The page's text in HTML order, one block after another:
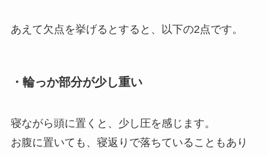
あえて欠点を挙げるとすると、以下の2点です。
・輪っか部分が少し重い
寝ながら頭に置くと、少し圧を感じます。
お腹に置いても、寝返りで落ちていることもあり